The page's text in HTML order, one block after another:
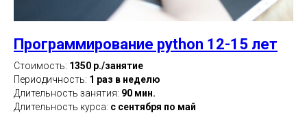
Программирование python 12-15 лет
Стоимость: 1350 р./занятие
Периодичность: 1 раз в неделю
Длительность занятия: 90 мин.
Длительность курса: с сентября по май